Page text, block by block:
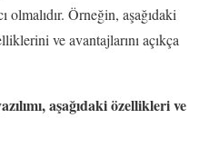
olmalıdır. Örneğin, aşağıdaki
ve avantajlarını açıkça
aşağıdaki özellikleri ve